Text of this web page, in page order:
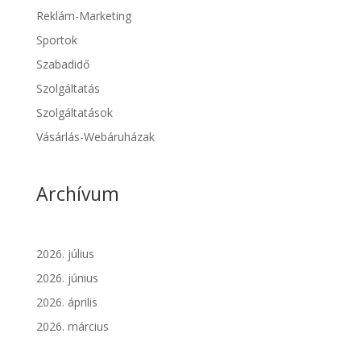
Reklám-Marketing
Sportok
Szabadidő
Szolgáltatás
Szolgáltatások
Vásárlás-Webáruházak
Archívum
2026. július
2026. június
2026. április
2026. március